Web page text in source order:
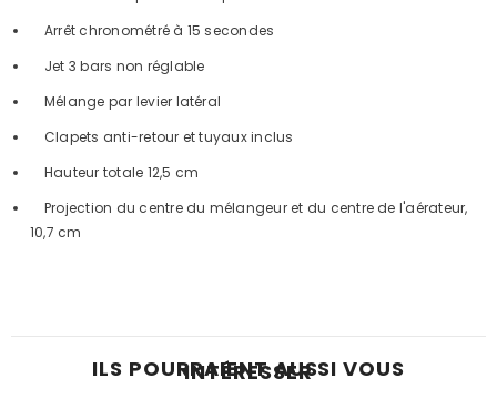
Arrêt chronométré à 15 secondes
Jet 3 bars non réglable
Mélange par levier latéral
Clapets anti-retour et tuyaux inclus
Hauteur totale 12,5 cm
Projection du centre du mélangeur et du centre de l'aérateur,
10,7 cm
ILS POURRAIENT AUSSI VOUS
INTÉRESSER